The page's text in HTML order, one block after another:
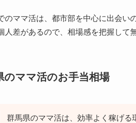
のママ活は、都市部を中心に出会い
人差があるので、相場感を把握して
のママ活のお手当相場
群馬県のママ活は、効率よく稼げる